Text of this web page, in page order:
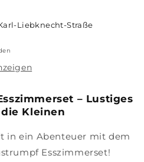
Liebknecht-Straße
– Lustiges
Kleinen
in ein Abenteuer mit dem
Esszimmerset!